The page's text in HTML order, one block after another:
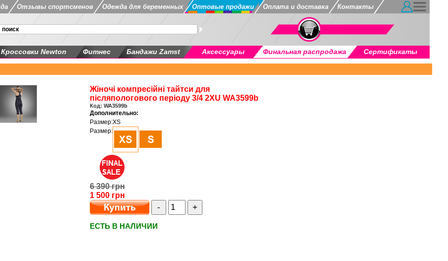
Отзывы спортсменов Одежда для беременных Оптовые продажи Оплата и доставка Контакты
Кроссовки Newton Фитнес Бандажи Zamst Аксессуары Финальная распродажа Сертификаты
Жіночі компресійні тайтси для
післяпологового періоду 3/4 2XU WA3599b
Код: WA3599b
Дополнительно:
Размер:XS
Размер:
6 390 грн
1 500 грн
- +
ЕСТЬ В НАЛИЧИИ